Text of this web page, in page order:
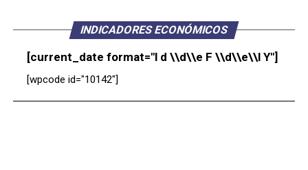
INDICADORES ECONÓMICOS
[current_date format="l d \\d\\e F \\d\\e\\l Y"]
[wpcode id="10142"]